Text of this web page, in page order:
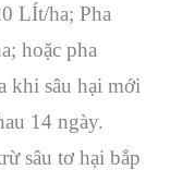
LÍt/ha; Pha
hoặc pha
khi sâu hại mới
14 ngày.
sâu tơ hại bắp